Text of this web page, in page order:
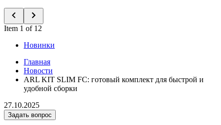
Item 1 of 12
Новинки
Главная
Новости
ARL KIT SLIM FC: готовый комплект для быстрой и
удобной сборки
27.10.2025
Задать вопрос